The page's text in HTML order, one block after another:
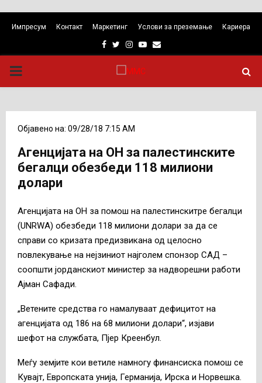
Импресум Контакт Маркетинг Услови за преземање Кариера
Facebook
TwitterInstagram
Youtube
Email
PRIMARY
Објавено на: 09/28/18 7:15 AM
Агенцијата на ОН за палестинските
бегалци обезбеди 118 милиони
долари
Агенцијата на ОН за помош на палестинскитре бегалци
(UNRWA) обезбеди 118 милиони долари за да се
справи со кризата предизвикана од целосно
повлекување на нејзиниот најголем спонзор САД –
соопшти јорданскиот министер за надворешни работи
Ајман Сафади.
„Ветените средства го намалуваат дефицитот на
агенцијата од 186 на 68 милиони долари“, изјави
шефот на службата, Пјер Креенбул.
Меѓу земјите кои ветиле намногу финансиска помош се
Кувајт, Европската унија, Германија, Ирска и Норвешка.